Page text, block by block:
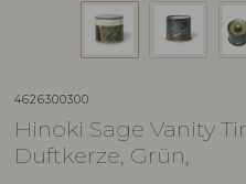
4626300300
Hinoki Sage Vanity
Duftkerze, Grün,